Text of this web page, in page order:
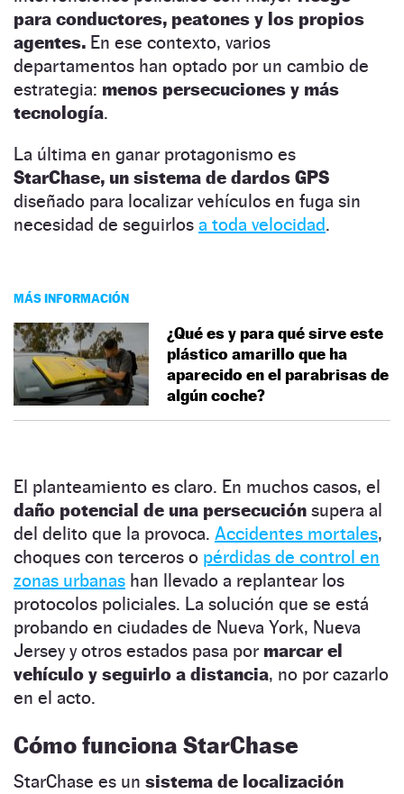
para conductores, peatones y los propios
agentes. En ese contexto, varios
departamentos han optado por un cambio de
estrategia: menos persecuciones y más
tecnología.
La última en ganar protagonismo es
StarChase, un sistema de dardos GPS
diseñado para localizar vehículos en fuga sin
necesidad de seguirlos a toda velocidad.
MÁS INFORMACIÓN
¿Qué es y para qué sirve este
plástico amarillo que ha
aparecido en el parabrisas de
algún coche?
El planteamiento es claro. En muchos casos, el
daño potencial de una persecución supera al
del delito que la provoca. Accidentes mortales,
choques con terceros o pérdidas de control en
zonas urbanas han llevado a replantear los
protocolos policiales. La solución que se está
probando en ciudades de Nueva York, Nueva
Jersey y otros estados pasa por marcar el
vehículo y seguirlo a distancia, no por cazarlo
en el acto.
Cómo funciona StarChase
StarChase es un sistema de localización